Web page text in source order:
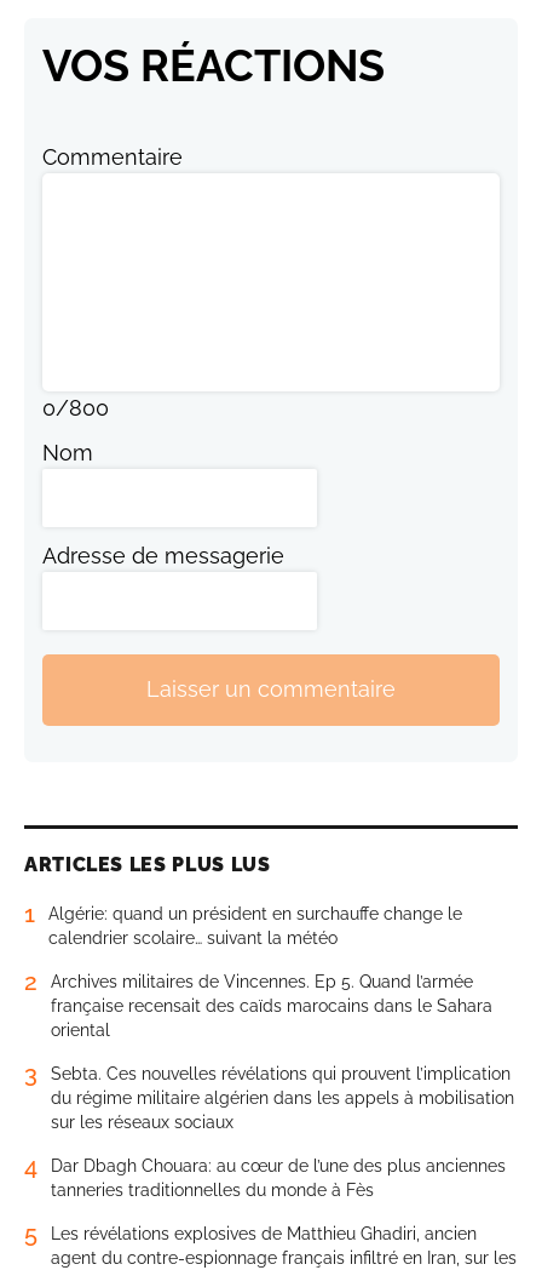
VOS RÉACTIONS
Commentaire
0/800
Nom
Adresse de messagerie
Laisser un commentaire
ARTICLES LES PLUS LUS
1
Algérie: quand un président en surchauffe change le
calendrier scolaire… suivant la météo
2
Archives militaires de Vincennes. Ep 5. Quand l’armée
française recensait des caïds marocains dans le Sahara
oriental
3
Sebta. Ces nouvelles révélations qui prouvent l’implication
du régime militaire algérien dans les appels à mobilisation
sur les réseaux sociaux
4
Dar Dbagh Chouara: au cœur de l’une des plus anciennes
tanneries traditionnelles du monde à Fès
5
Les révélations explosives de Matthieu Ghadiri, ancien
agent du contre-espionnage français infiltré en Iran, sur les